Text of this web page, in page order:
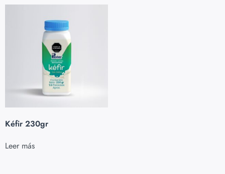
Kéfir 230gr
Leer más